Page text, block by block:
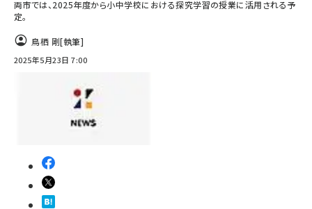
両市では、2025年度​​か​​ら​​小中学校における探究学習の授業に活用される予
定。
鳥栖 剛[執筆]
2025年5月23日 7:00